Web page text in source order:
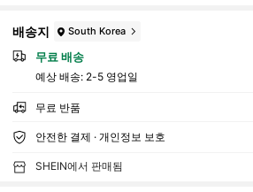
배송지 South Korea
무료 배송
예상 배송: 2-5 영업일
무료 반품
안전한 결제 · 개인정보 보호
SHEIN에서 판매됨